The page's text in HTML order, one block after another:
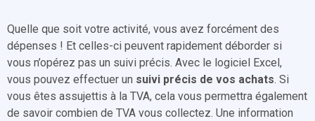
Quelle que soit votre activité, vous avez forcément des
dépenses ! Et celles-ci peuvent rapidement déborder si
vous n’opérez pas un suivi précis. Avec le logiciel Excel,
vous pouvez effectuer un suivi précis de vos achats. Si
vous êtes assujettis à la TVA, cela vous permettra également
de savoir combien de TVA vous collectez. Une information